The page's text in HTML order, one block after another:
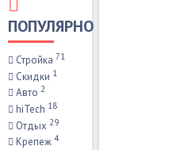
ПОПУЛЯРНО
Стройка 71
Скидки 1
Авто 2
hiTech 18
Отдых 29
Крепеж 4